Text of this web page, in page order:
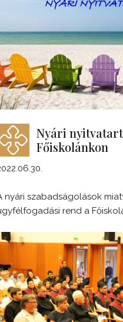
Nyári
Főiskolánkon
nyári szabadságolások
rend a